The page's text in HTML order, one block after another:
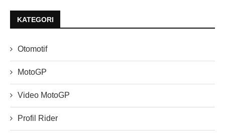
KATEGORI
Otomotif
MotoGP
Video MotoGP
Profil Rider